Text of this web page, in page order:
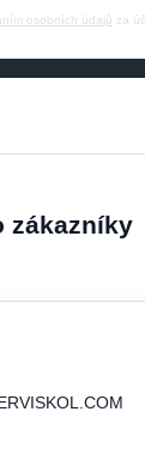
osobních údajů za
zákazníky